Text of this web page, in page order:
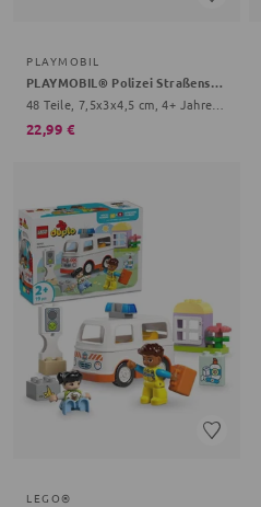
PLAYMOBIL
PLAYMOBIL® Polizei Straßensperre City Action
48 Teile, 7,5x3x4,5 cm, 4+ Jahre, bunt
22,99 €
LEGO®